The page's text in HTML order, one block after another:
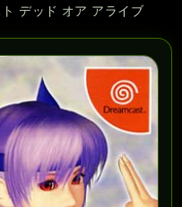
デッド オア アライブ